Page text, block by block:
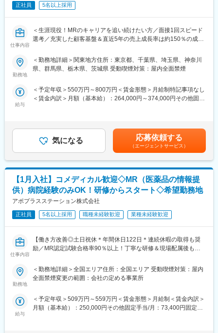
変更の範囲：会社の定める業務
能です！配属先メーカーからオファーを受けた場合は、メーカー
直雇用へ転籍するチャンスもあります。
論可能です。）
・転勤は東北・関東などエリア単位内で限定することができ、一
医療機器・製薬メーカーのセールス領域を支援する業種です。自
社の社員を取引先企業に派遣し、派遣先の営業として活躍いただ
■研修体制
プロジェクトごとに異なりますが、同社または配属先のメーカー
にて研修が十分にございます。
プロジェクト配属後もマネージャーが丁寧に支援します。日々の
仕事の悩みやキャリア相談だけでなく、業務に不安がある際など
もしっかりとケアします。業界でも特に支援が手厚いと評判で
す。
ビュー等が閲覧可能です◇
Gm8rqdqY
正社員 5名以上採用
仕事内容
＜生涯現役！MRのキャリアを追い続けたい方／面接1回スピード
選考／充実した顧客基盤＆直近5年の売上成長率は約150％の成長
■職務概要
＜コンクラクトMRという働き方＞
各製薬企業のプロジェクトの一員として、配属される営業所を拠
に左右されることは、ほぼありません。様々なプロジェクトを経
験することで、幅広い製品の取り扱い経験や知識を積み、MRとし
てのスキルアップが叶う環境です。
■シミック・イニジオの強み
（1）豊富なプロジェクト数
当社は、国内CRO事業のパイオニアであり、リーディングカンパ
ニーであるシミックグループと、欧米を中心に多様なCSOサービ
スをグローバルに展開する、Inizio Engageを親会社に持つジョイ
ントベンチャーです。
規模なものから、日本市場に新規参入する企業のプロジェクトな
ど、規模やミッションも様々です。
（2）様々なバックグラウンドを持った社員が活躍
当社は、業界2位のMR数（750名）を有しており、ほぼ全員が中
（3）業界トップクラスの手厚い福利厚生
勤務地
＜勤務地詳細＞関東地方住所：東京都、千葉県、埼玉県、神奈川
県、群馬県、栃木県、茨城県 受動喫煙対策：屋内全面禁煙
給与
＜予定年収＞550万円～800万円＜賃金形態＞月給制特記事項なし
＜賃金内訳＞月額（基本給）：264,000円～374,000円その他固定
を全額支給 ■賞与年2回（昨年度実績4.2ヶ月）、報酬改定年1回賃
金はあくまでも目安の金額であり、選考を通じて上下する可能性
があります。月給(月額)は固定手当を含めた表記です。
気になる 応募依頼する
（エージェントサービス）
【1月入社】コメディカル歓迎◇MR（医薬品の情報提
供）病院経験のみOK！研修からスタート◇希望勤務地
アポプラスステーション株式会社
正社員 5名以上採用 職種未経験歓迎 業種未経験歓迎
仕事内容
【働き方改善◎土日祝休＊年間休日122日＊連続休暇の取得も奨
励／MR認定試験合格率90％以上！丁寧な研修＆現場配属後も伴
★医療従事者の経験が活かせる！次の新しいキャリアを築く！
＜医療従事者の方におススメの理由＞
・身につけた医療知識や、臨床経験が活かせます！
勤務地
＜勤務地詳細＞全国エリア住所：全国エリア 受動喫煙対策：屋内
全面禁煙変更の範囲：会社の定める事業所
給与
＜予定年収＞509万円～559万円＜賃金形態＞月給制＜賃金内訳＞
月額（基本給）：250,000円その他固定手当/月：73,400円固定残